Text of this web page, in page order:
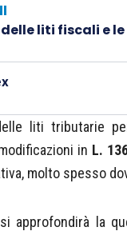
liti fiscali e
liti tributarie
in L.
molto spesso
approfondirà la